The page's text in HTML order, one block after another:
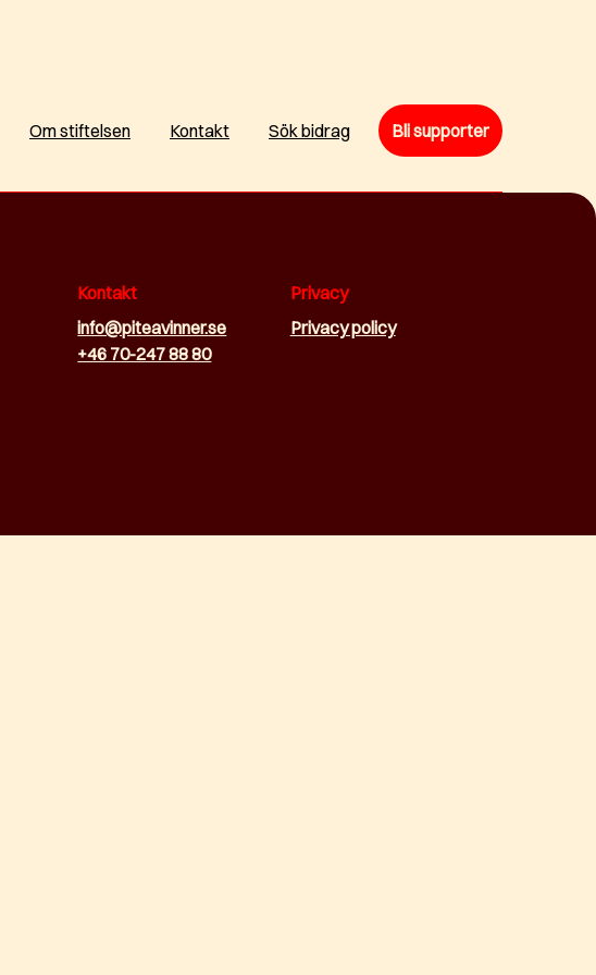
Om stiftelsen Kontakt Sök bidrag Bli supporter
Kontakt
info@piteavinner.se
+46 70-247 88 80
Privacy
Privacy policy